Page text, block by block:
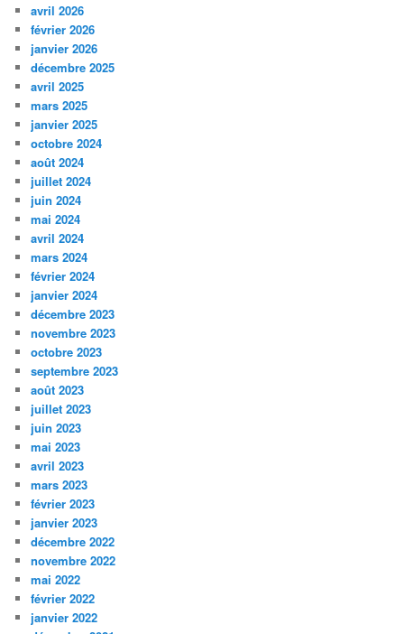
avril 2026
février 2026
janvier 2026
décembre 2025
avril 2025
mars 2025
janvier 2025
octobre 2024
août 2024
juillet 2024
juin 2024
mai 2024
avril 2024
mars 2024
février 2024
janvier 2024
décembre 2023
novembre 2023
octobre 2023
septembre 2023
août 2023
juillet 2023
juin 2023
mai 2023
avril 2023
mars 2023
février 2023
janvier 2023
décembre 2022
novembre 2022
mai 2022
février 2022
janvier 2022